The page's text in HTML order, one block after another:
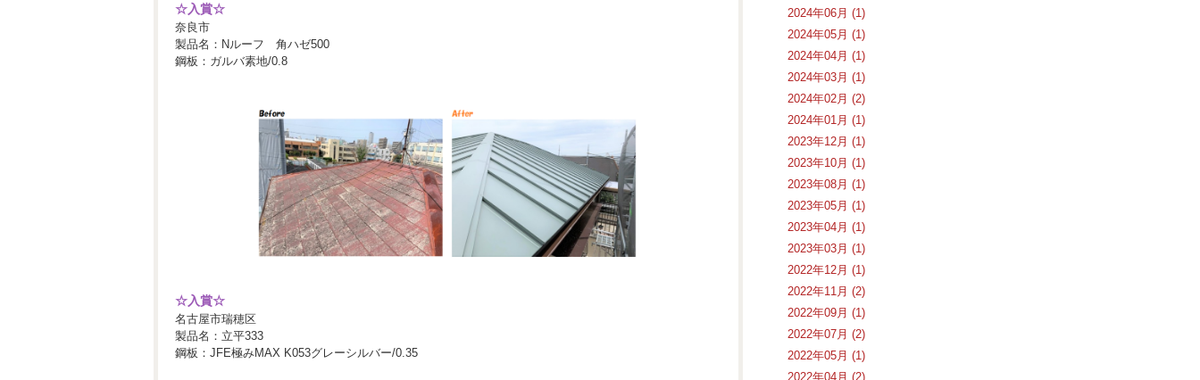
☆入賞☆
奈良市
製品名：Nルーフ 角ハゼ500
鋼板：ガルバ素地/0.8
☆入賞☆
名古屋市瑞穂区
製品名：立平333
鋼板：JFE極みMAX K053グレーシルバー/0.35
2024年06月 (1)
2024年05月 (1)
2024年04月 (1)
2024年03月 (1)
2024年02月 (2)
2024年01月 (1)
2023年12月 (1)
2023年10月 (1)
2023年08月 (1)
2023年05月 (1)
2023年04月 (1)
2023年03月 (1)
2022年12月 (1)
2022年11月 (2)
2022年09月 (1)
2022年07月 (2)
2022年05月 (1)
2022年04月 (2)